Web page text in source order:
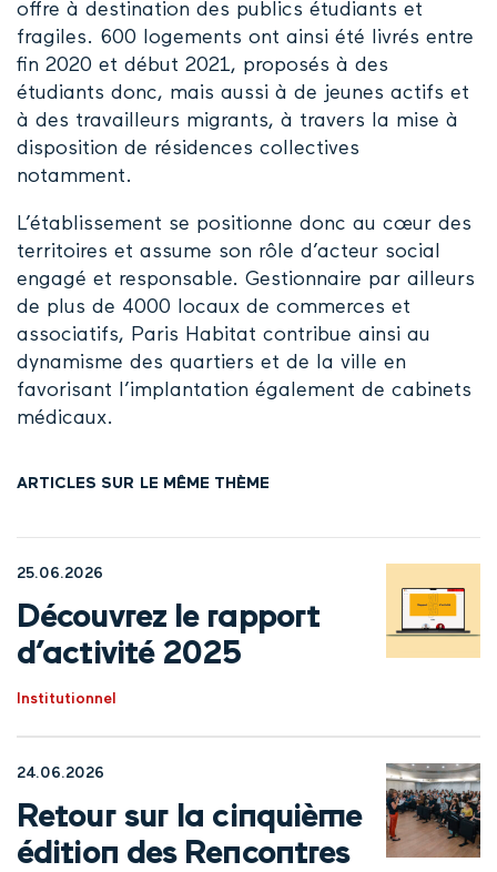
offre à destination des publics étudiants et
fragiles. 600 logements ont ainsi été livrés entre
fin 2020 et début 2021, proposés à des
étudiants donc, mais aussi à de jeunes actifs et
à des travailleurs migrants, à travers la mise à
disposition de résidences collectives
notamment.
L’établissement se positionne donc au cœur des
territoires et assume son rôle d’acteur social
engagé et responsable. Gestionnaire par ailleurs
de plus de 4000 locaux de commerces et
associatifs, Paris Habitat contribue ainsi au
dynamisme des quartiers et de la ville en
favorisant l’implantation également de cabinets
médicaux.
ARTICLES SUR LE MÊME THÈME
25.06.2026
Découvrez le rapport
d’activité 2025
Institutionnel
24.06.2026
Retour sur la cinquième
édition des Rencontres